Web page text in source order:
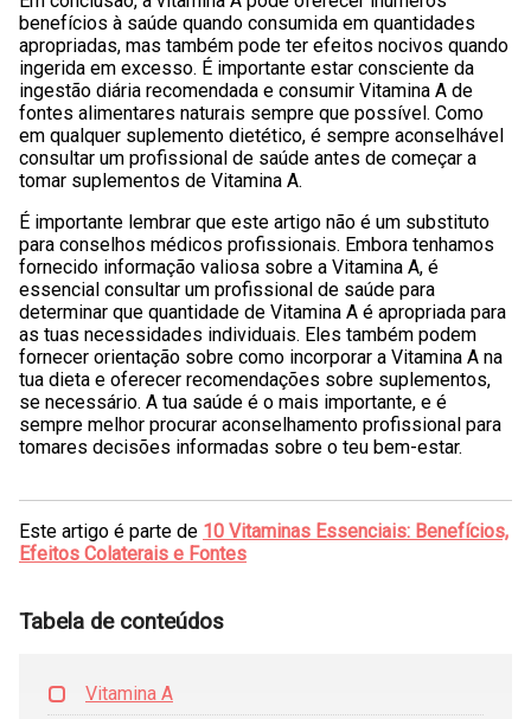
benefícios à saúde quando consumida em quantidades
apropriadas, mas também pode ter efeitos nocivos quando
ingerida em excesso. É importante estar consciente da
ingestão diária recomendada e consumir Vitamina A de
fontes alimentares naturais sempre que possível. Como
em qualquer suplemento dietético, é sempre aconselhável
consultar um profissional de saúde antes de começar a
tomar suplementos de Vitamina A.
É importante lembrar que este artigo não é um substituto
para conselhos médicos profissionais. Embora tenhamos
fornecido informação valiosa sobre a Vitamina A, é
essencial consultar um profissional de saúde para
determinar que quantidade de Vitamina A é apropriada para
as tuas necessidades individuais. Eles também podem
fornecer orientação sobre como incorporar a Vitamina A na
tua dieta e oferecer recomendações sobre suplementos,
se necessário. A tua saúde é o mais importante, e é
sempre melhor procurar aconselhamento profissional para
tomares decisões informadas sobre o teu bem-estar.
Este artigo é parte de 10 Vitaminas Essenciais: Benefícios,
Efeitos Colaterais e Fontes
Tabela de conteúdos
Vitamina A